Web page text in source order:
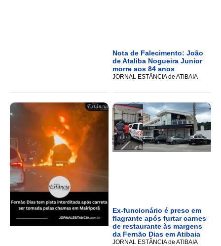
Nota de Falecimento: João
de Ataliba Nogueira Junior
morre aos 84 anos
JORNAL ESTÂNCIA de ATIBAIA
Ex-funcionário é preso em
flagrante após furtar carnes
de restaurante às margens
da Fernão Dias em Atibaia
JORNAL ESTÂNCIA de ATIBAIA